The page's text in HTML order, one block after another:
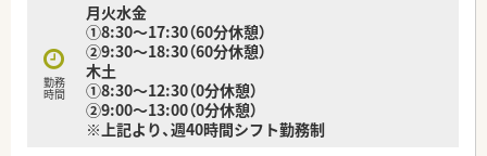
様です。
■従業員の方が働きやすいようにと、皆様で考えてられており、
男性育児休暇習得実績もございます・離職率も非常に低く働きや
すい環境です！
〈こんな方にもおススメ）
■店舗間の距離が近いため、異動について転居が難しい方も安心
勤務
時間
月火水金
①8:30〜17:30（60分休憩）
②9:30〜18:30（60分休憩）
木土
①8:30〜12:30（0分休憩）
②9:00〜13:00（0分休憩）
※上記より、週40時間シフト勤務制